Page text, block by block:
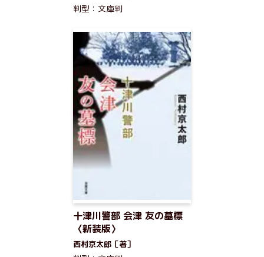
判型：文庫判
十津川警部 会津 友の墓標
〈新装版〉
西村京太郎［著］